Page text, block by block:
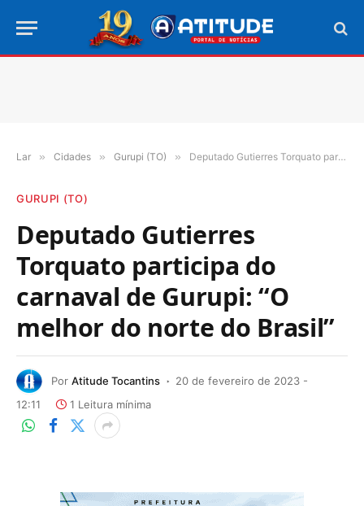
Lar » Cidades » Gurupi (TO) » Deputado Gutierres Torquato participa do carnaval de Gurupi: “O melhor do norte do Brasil”
GURUPI (TO)
Deputado Gutierres
Torquato participa do
carnaval de Gurupi: “O
melhor do norte do Brasil”
Por Atitude Tocantins
20 de fevereiro de 2023 -
12:11
1 Leitura mínima